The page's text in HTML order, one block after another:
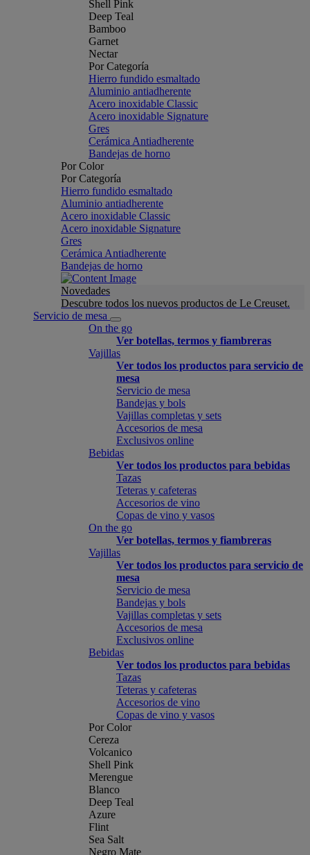
Shell Pink
Deep Teal
Bamboo
Garnet
Nectar
Por Categoría
Hierro fundido esmaltado
Aluminio antiadherente
Acero inoxidable Classic
Acero inoxidable Signature
Gres
Cerámica Antiadherente
Bandejas de horno
Por Color
Por Categoría
Hierro fundido esmaltado
Aluminio antiadherente
Acero inoxidable Classic
Acero inoxidable Signature
Gres
Cerámica Antiadherente
Bandejas de horno
Novedades
Descubre todos los nuevos productos de Le Creuset.
Servicio de mesa
On the go
Ver botellas, termos y fiambreras
Vajillas
Ver todos los productos para servicio de
mesa
Servicio de mesa
Bandejas y bols
Vajillas completas y sets
Accesorios de mesa
Exclusivos online
Bebidas
Ver todos los productos para bebidas
Tazas
Teteras y cafeteras
Accesorios de vino
Copas de vino y vasos
On the go
Ver botellas, termos y fiambreras
Vajillas
Ver todos los productos para servicio de
mesa
Servicio de mesa
Bandejas y bols
Vajillas completas y sets
Accesorios de mesa
Exclusivos online
Bebidas
Ver todos los productos para bebidas
Tazas
Teteras y cafeteras
Accesorios de vino
Copas de vino y vasos
Por Color
Cereza
Volcanico
Shell Pink
Merengue
Blanco
Deep Teal
Azure
Flint
Sea Salt
Negro Mate